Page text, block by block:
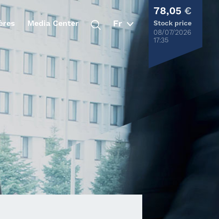
Media Center
78,05€
Stock price
08/07/2026
17:35